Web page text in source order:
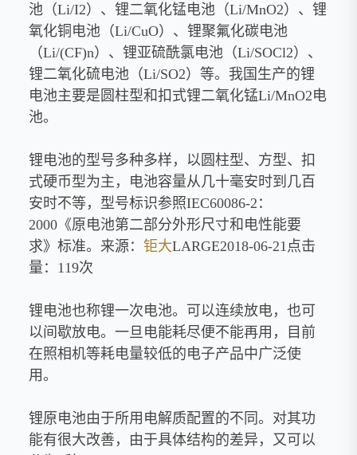
池（Li/I2）、锂二氧化锰电池（Li/MnO2）、锂
氧化铜电池（Li/CuO）、锂聚氟化碳电池
（Li/(CF)n）、锂亚硫酰氯电池（Li/SOCl2）、
锂二氧化硫电池（Li/SO2）等。我国生产的锂
电池主要是圆柱型和扣式锂二氧化锰Li/MnO2电
池。
锂电池的型号多种多样，以圆柱型、方型、扣
式硬币型为主，电池容量从几十毫安时到几百
安时不等，型号标识参照IEC60086-2：
2000《原电池第二部分外形尺寸和电性能要
求》标准。来源： 钜大LARGE2018-06-21点击
量：119次
锂电池也称锂一次电池。可以连续放电，也可
以间歇放电。一旦电能耗尽便不能再用，目前
在照相机等耗电量较低的电子产品中广泛使
用。
锂原电池由于所用电解质配置的不同。对其功
能有很大改善，由于具体结构的差异，又可以